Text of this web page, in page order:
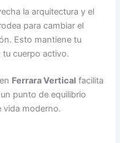
la arquitectura y el
para cambiar el
Esto mantiene tu
cuerpo activo.
Ferrara Vertical facilita
punto de equilibrio
vida moderno.